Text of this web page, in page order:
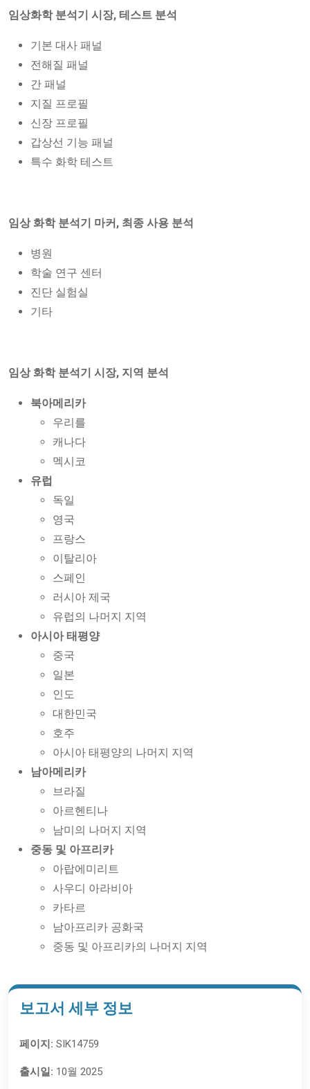
임상화학 분석기 시장, 테스트 분석
기본 대사 패널
전해질 패널
간 패널
지질 프로필
신장 프로필
갑상선 기능 패널
특수 화학 테스트
임상 화학 분석기 마커, 최종 사용 분석
병원
학술 연구 센터
진단 실험실
기타
임상 화학 분석기 시장, 지역 분석
북아메리카
우리를
캐나다
멕시코
유럽
독일
영국
프랑스
이탈리아
스페인
러시아 제국
유럽의 나머지 지역
아시아 태평양
중국
일본
인도
대한민국
호주
아시아 태평양의 나머지 지역
남아메리카
브라질
아르헨티나
남미의 나머지 지역
중동 및 아프리카
아랍에미리트
사우디 아라비아
카타르
남아프리카 공화국
중동 및 아프리카의 나머지 지역
보고서 세부 정보
페이지: SIK14759
출시일: 10월 2025